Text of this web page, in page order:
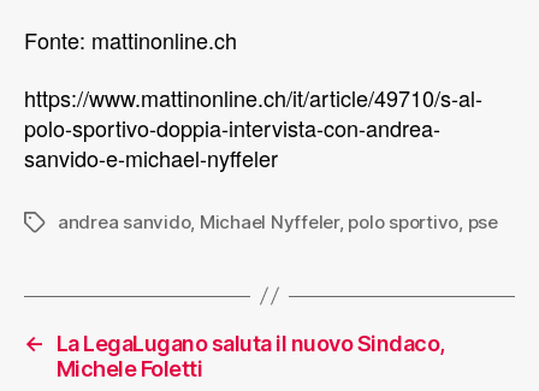
Fonte: mattinonline.ch
https://www.mattinonline.ch/it/article/49710/s-al-
polo-sportivo-doppia-intervista-con-andrea-
sanvido-e-michael-nyffeler
andrea sanvido, Michael Nyffeler, polo sportivo pse
←
La LegaLugano saluta il nuovo Sindaco,
Michele Foletti